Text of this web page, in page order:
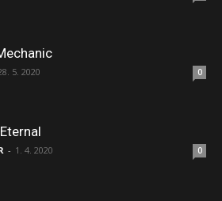
5. 2020 0
- 1. 4. 2020 0